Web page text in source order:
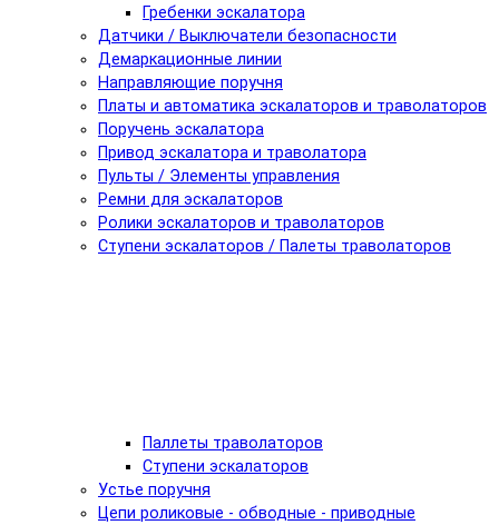
Гребенки эскалатора
Датчики / Выключатели безопасности
Демаркационные линии
Направляющие поручня
Платы и автоматика эскалаторов и траволаторов
Поручень эскалатора
Привод эскалатора и траволатора
Пульты / Элементы управления
Ремни для эскалаторов
Ролики эскалаторов и траволаторов
Ступени эскалаторов / Палеты траволаторов
Паллеты траволаторов
Ступени эскалаторов
Устье поручня
Цепи роликовые - обводные - приводные